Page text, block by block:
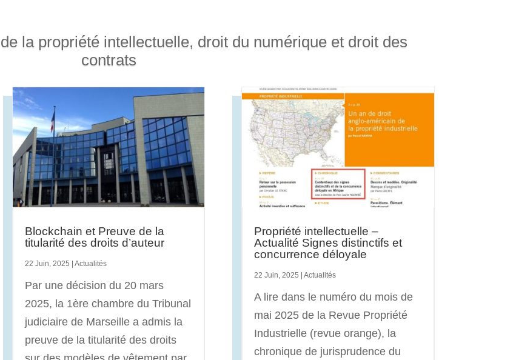
la propriété intellectuelle, droit du numérique et droit des
contrats
Blockchain et Preuve de la
titularité des droits d’auteur
22 Juin, 2025 Actualités
Par une décision du 20 mars
2025, la 1ère chambre du Tribunal
judiciaire de Marseille a admis la
preuve de la titularité des droits
Propriété intellectuelle –
Actualité Signes distinctifs et
concurrence déloyale
22 Juin, 2025 Actualités
A lire dans le numéro du mois de
mai 2025 de la Revue Propriété
Industrielle (revue orange), la
chronique de jurisprudence du